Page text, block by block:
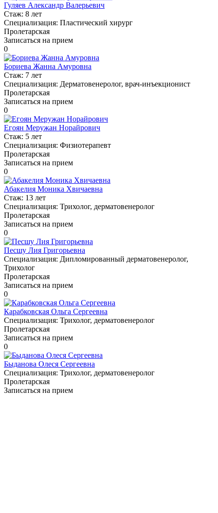
Гуляев Александр Валерьевич
Стаж: 8 лет
Специализация: Пластический хирург
Пролетарская
Записаться на прием
0
Бориева Жанна Амуровна
Стаж: 7 лет
Специализация: Дерматовенеролог, врач-инъекционист
Пролетарская
Записаться на прием
0
Егоян Меружан Норайрович
Стаж: 5 лет
Специализация: Физиотерапевт
Пролетарская
Записаться на прием
0
Абакелия Моника Хвичаевна
Стаж: 13 лет
Специализация: Трихолог, дерматовенеролог
Пролетарская
Записаться на прием
0
Песшу Лия Григорьевна
Специализация: Дипломированный дерматовенеролог,
Трихолог
Пролетарская
Записаться на прием
0
Карабковская Ольга Сергеевна
Специализация: Трихолог, дерматовенеролог
Пролетарская
Записаться на прием
0
Быданова Олеся Сергеевна
Специализация: Трихолог, дерматовенеролог
Пролетарская
Записаться на прием